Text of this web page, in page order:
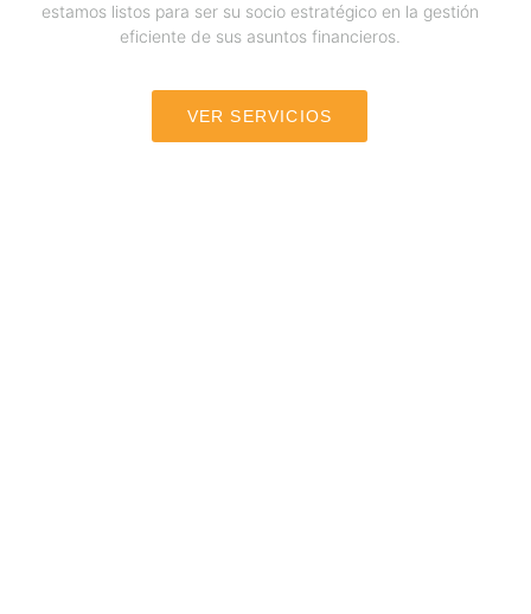
estamos listos para ser su socio estratégico en la gestión
eficiente de sus asuntos financieros.
VER SERVICIOS